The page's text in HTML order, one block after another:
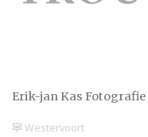
Erik-jan Kas Fotografie
Westervoort